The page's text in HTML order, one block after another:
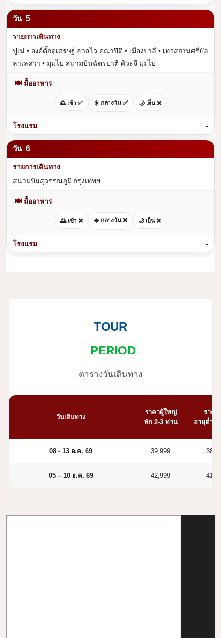
5
ปูเน่ • องค์ดั๊กดูเศรษฐ์ ฮาลไว คณาปิติ • เมืองปาลี • เทวสถานศรีบัล
ลาเลศวา • มุมไบ สนามบินฉัตรปาตี ศิวะจี มุมไบ
🍽 มื้ออาหาร
🌅 เช้า ✅ ☀️ กลางวัน ✅ 🌙 เย็น ❌
-
6
สนามบินสุวรรณภูมิ กรุงเทพฯ
🍽 มื้ออาหาร
🌅 เช้า ❌ ☀️ กลางวัน ❌ 🌙 เย็น ❌
-
TOUR
PERIOD
ตารางวันเดินทาง
วันเดินทาง
ราคาผู้ใหญ่
พัก 2-3 ท่าน
ราคา
อายุต่ำก
08 - 13 ต.ค. 69 39,999
05 – 10 ธ.ค. 69 42,999